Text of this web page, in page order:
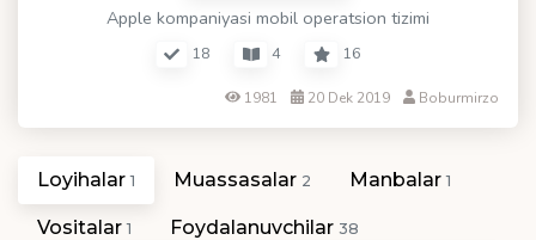
Apple kompaniyasi mobil operatsion tizimi
18 4 16
1981 20 Dek 2019 Boburmirzo
Loyihalar1 Muassasalar 2 Manbalar1
Vositalar1 Foydalanuvchilar 38